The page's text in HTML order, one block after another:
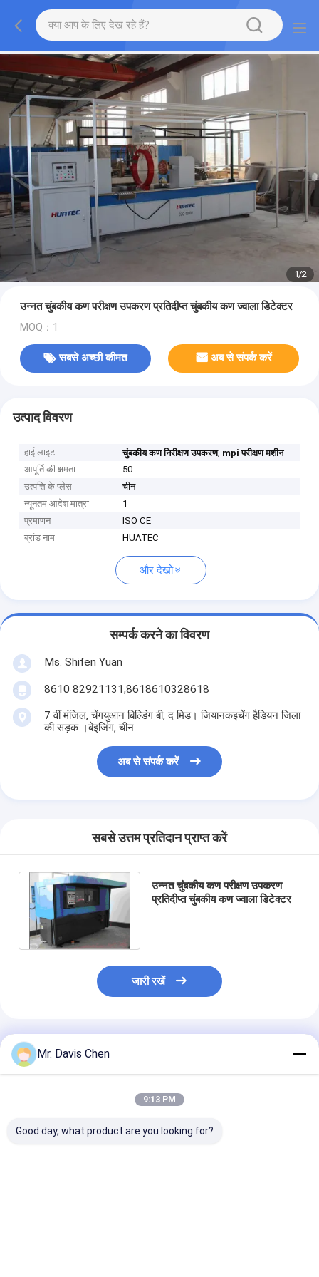
1/2
उन्नत चुंबकीय कण परीक्षण उपकरण प्रतिदीप्त चुंबकीय कण ज्वाला डिटेक्टर
MOQ：1
सबसे अच्छी कीमत अब से संपर्क करें
उत्पाद विवरण
हाई लाइट चुंबकीय कण निरीक्षण उपकरण, mpi परीक्षण मशीन
आपूर्ति की क्षमता
50
उत्पत्ति के प्लेस
चीन
न्यूनतम आदेश मात्रा
1
प्रमाणन
ISO CE
ब्रांड नाम
HUATEC
और देखो
सम्पर्क करने का विवरण
Ms. Shifen Yuan
8610 82921131,8618610328618
7 वीं मंजिल, चेंगयुआन बिल्डिंग बी, द मिड। जियानकइचेंग हैडियन जिला
की सड़क ।बेइजिंग, चीन
अब से संपर्क करें
सबसे उत्तम प्रतिदान प्राप्त करें
उन्नत चुंबकीय कण परीक्षण उपकरण
प्रतिदीप्त चुंबकीय कण ज्वाला डिटेक्टर
जारी रखें
अनुशंसित उत्पाद
Mr. Davis Chen
9:13 PM
Good day, what product are you looking for?